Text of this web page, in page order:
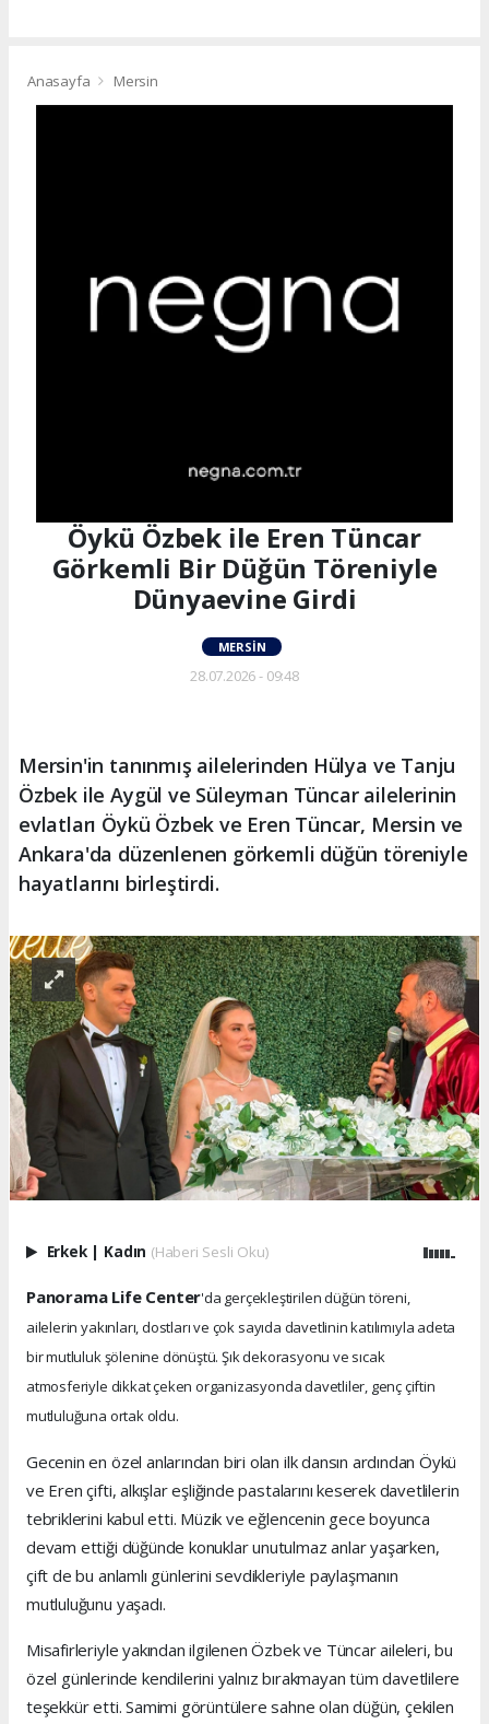
Anasayfa Mersin
Öykü Özbek ile Eren Tüncar
Görkemli Bir Düğün Töreniyle
Dünyaevine Girdi
MERSIN
28.07.2026 - 09:48
Mersin'in tanınmış ailelerinden Hülya ve Tanju
Özbek ile Aygül ve Süleyman Tüncar ailelerinin
evlatları Öykü Özbek ve Eren Tüncar, Mersin ve
Ankara'da düzenlenen görkemli düğün töreniyle
hayatlarını birleştirdi.
Erkek | Kadın (Haberi Sesli Oku)
Panorama Life Center'da gerçekleştirilen düğün töreni,
ailelerin yakınları, dostları ve çok sayıda davetlinin katılımıyla adeta
bir mutluluk şölenine dönüştü. Şık dekorasyonu ve sıcak
atmosferiyle dikkat çeken organizasyonda davetliler, genç çiftin
mutluluğuna ortak oldu.
Gecenin en özel anlarından biri olan ilk dansın ardından Öykü
ve Eren çifti, alkışlar eşliğinde pastalarını keserek davetlilerin
tebriklerini kabul etti. Müzik ve eğlencenin gece boyunca
devam ettiği düğünde konuklar unutulmaz anlar yaşarken,
çift de bu anlamlı günlerini sevdikleriyle paylaşmanın
mutluluğunu yaşadı.
Misafirleriyle yakından ilgilenen Özbek ve Tüncar aileleri, bu
özel günlerinde kendilerini yalnız bırakmayan tüm davetlilere
teşekkür etti. Samimi görüntülere sahne olan düğün, çekilen